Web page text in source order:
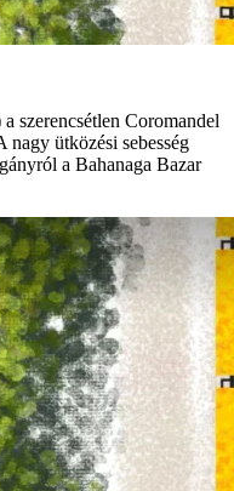
szerencsétlen Coromandel
nagy ütközési sebesség
a Bahanaga Bazar